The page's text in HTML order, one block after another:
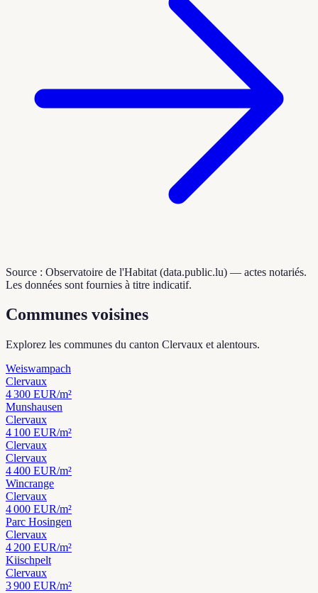
Source : Observatoire de l'Habitat (data.public.lu) — actes notariés.
Les données sont fournies à titre indicatif.
Communes voisines
Explorez les communes du canton Clervaux et alentours.
Weiswampach
Clervaux
4 300 EUR/m²
Munshausen
Clervaux
4 100 EUR/m²
Clervaux
Clervaux
4 400 EUR/m²
Wincrange
Clervaux
4 000 EUR/m²
Parc Hosingen
Clervaux
4 200 EUR/m²
Kiischpelt
Clervaux
3 900 EUR/m²